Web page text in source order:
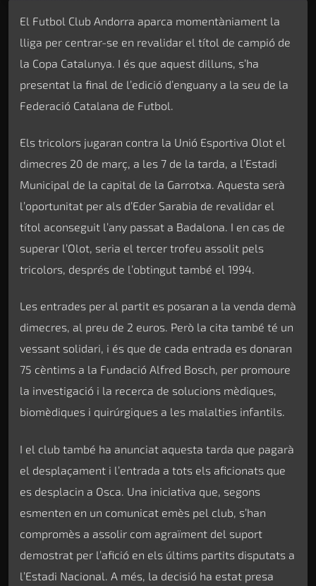
El Futbol Club Andorra aparca momentàniament la
lliga per centrar-se en revalidar el títol de campió de
la Copa Catalunya. I és que aquest dilluns, s’ha
presentat la final de l’edició d’enguany a la seu de la
Federació Catalana de Futbol.
Els tricolors jugaran contra la Unió Esportiva Olot el
dimecres 20 de març, a les 7 de la tarda, a l’Estadi
Municipal de la capital de la Garrotxa. Aquesta serà
l’oportunitat per als d’Eder Sarabia de revalidar el
títol aconseguit l’any passat a Badalona. I en cas de
superar l’Olot, seria el tercer trofeu assolit pels
tricolors, després de l’obtingut també el 1994.
Les entrades per al partit es posaran a la venda demà
dimecres, al preu de 2 euros. Però la cita també té un
vessant solidari, i és que de cada entrada es donaran
75 cèntims a la Fundació Alfred Bosch, per promoure
la investigació i la recerca de solucions mèdiques,
biomèdiques i quirúrgiques a les malalties infantils.
I el club també ha anunciat aquesta tarda que pagarà
el desplaçament i l’entrada a tots els aficionats que
es desplacin a Osca. Una iniciativa que, segons
esmenten en un comunicat emès pel club, s’han
compromès a assolir com agraïment del suport
demostrat per l’afició en els últims partits disputats a
l’Estadi Nacional. A més, la decisió ha estat presa